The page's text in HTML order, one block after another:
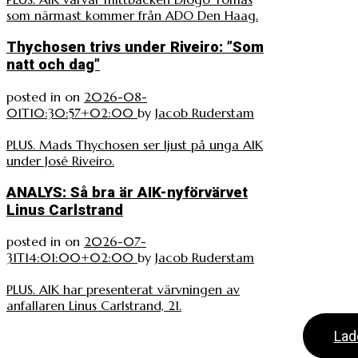
som närmast kommer från ADO Den Haag.
Thychosen trivs under Riveiro: ”Som
natt och dag”
posted in on 2026-08-
01T10:30:57+02:00 by Jacob Ruderstam
PLUS. Mads Thychosen ser ljust på unga AIK
under José Riveiro.
ANALYS: Så bra är AIK-nyförvärvet
Linus Carlstrand
posted in on 2026-07-
31T14:01:00+02:00 by Jacob Ruderstam
PLUS. AIK har presenterat värvningen av
anfallaren Linus Carlstrand, 21.